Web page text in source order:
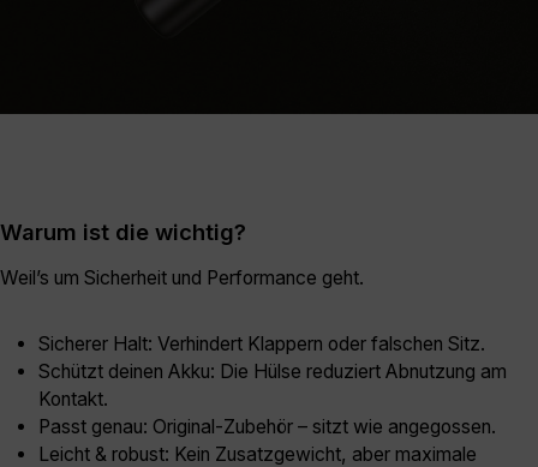
Warum ist die wichtig?
Weil’s um Sicherheit und Performance geht.
Sicherer Halt: Verhindert Klappern oder falschen Sitz.
Schützt deinen Akku: Die Hülse reduziert Abnutzung am
Kontakt.
Passt genau: Original-Zubehör – sitzt wie angegossen.
Leicht & robust: Kein Zusatzgewicht, aber maximale